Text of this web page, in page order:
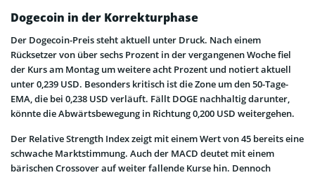
Dogecoin in der Korrekturphase
Der Dogecoin-Preis steht aktuell unter Druck. Nach einem
Rücksetzer von über sechs Prozent in der vergangenen Woche fiel
der Kurs am Montag um weitere acht Prozent und notiert aktuell
unter 0,239 USD. Besonders kritisch ist die Zone um den 50-Tage-
EMA, die bei 0,238 USD verläuft. Fällt DOGE nachhaltig darunter,
könnte die Abwärtsbewegung in Richtung 0,200 USD weitergehen.
Der Relative Strength Index zeigt mit einem Wert von 45 bereits eine
schwache Marktstimmung. Auch der MACD deutet mit einem
bärischen Crossover auf weiter fallende Kurse hin. Dennoch